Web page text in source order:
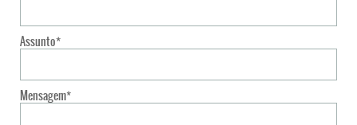
Assunto*
Mensagem*